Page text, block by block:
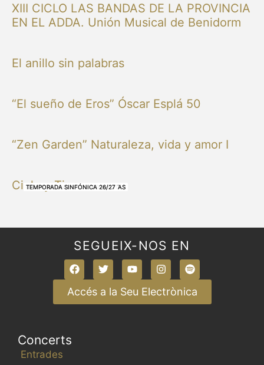
NUESTRAS BANDAS Y ORQUESTAS
NUESTRAS BANDAS Y ORQUESTAS
OTRAS MÚSICAS
NUESTRAS BANDAS Y ORQUESTAS
XIII CICLO LAS BANDAS DE LA PROVINCIA
EN EL ADDA. Unión Musical de Benidorm
NUESTRAS BANDAS Y ORQUESTAS
El anillo sin palabras
TEMPORADA SINFÓNICA 26/27
“El sueño de Eros” Óscar Esplá 50
TEMPORADA SINFÓNICA 26/27
“Zen Garden” Naturaleza, vida y amor I
TEMPORADA SINFÓNICA 26/27
Cielo y Tierra
TEMPORADA SINFÓNICA 26/27
SEGUEIX-NOS EN
Accés a la Seu Electrònica
Concerts
Entrades